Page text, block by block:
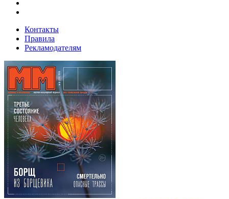
Контакты
Правила
Рекламодателям